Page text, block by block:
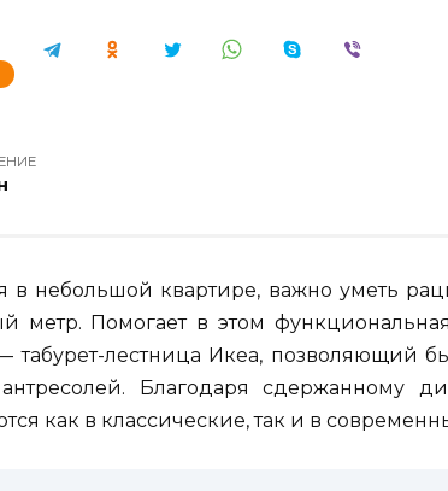
в небольшой квартире, важно уметь
метр. Помогает в этом
лестница Икеа, позволяющий
Благодаря сдержанному
как в классические, так и в